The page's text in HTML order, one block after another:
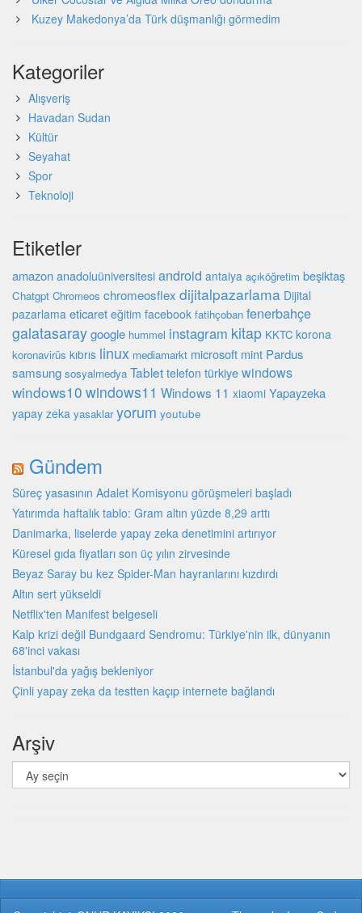
Kuzey Makedonya’da Türk düşmanlığı görmedim
Kategoriler
Alışveriş
Havadan Sudan
Kültür
Seyahat
Spor
Teknoloji
Etiketler
amazon anadoluüniversitesi android antalya açıköğretim beşiktaş
Chatgpt Chromeos chromeosflex dijitalpazarlama Dijital
pazarlama eticaret eğitim facebook fatihçoban fenerbahçe
galatasaraygoogle hummel instagram kitap KKTC korona
koronavirüs kıbrıs linux mediamarkt microsoft mint Pardus
samsung sosyalmedya Tablet telefon türkiyewindows
windows10 windows11 Windows 11 xiaomi Yapayzeka
yapay zeka yasaklar yorum youtube
Gündem
Süreç yasasının Adalet Komisyonu görüşmeleri başladı
Yatırımda haftalık tablo: Gram altın yüzde 8,29 arttı
Danimarka, liselerde yapay zeka denetimini artırıyor
Küresel gıda fiyatları son üç yılın zirvesinde
Beyaz Saray bu kez Spider-Man hayranlarını kızdırdı
Altın sert yükseldi
Netflix'ten Manifest belgeseli
Kalp krizi değil Bundgaard Sendromu: Türkiye'nin ilk, dünyanın
68'inci vakası
İstanbul'da yağış bekleniyor
Çinli yapay zeka da testten kaçıp internete bağlandı
Arşiv
Arşiv